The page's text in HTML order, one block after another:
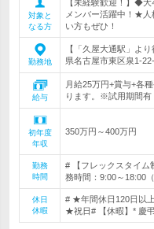
対象と
なる方
【未経験歓迎！】◆
メンバー活躍中！★
い方もぜひ！
勤務地
【「久屋大通駅」よ
県名古屋市東区泉1-
給与
月給25万円+賞与+各
ります。※試用期間有
初年度
年収
350万円～400万円
勤務
時間
# 【フレックスタイ
務時間：9:00～18:00
休日
休暇
# ★年間休日120日以
★祝日# 【休暇】* 慶